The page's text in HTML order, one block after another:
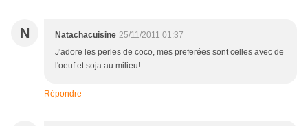
N Natachacuisine 25/11/2011 01:37
J'adore les perles de coco, mes preferées sont celles avec de
l'oeuf et soja au milieu!
Répondre